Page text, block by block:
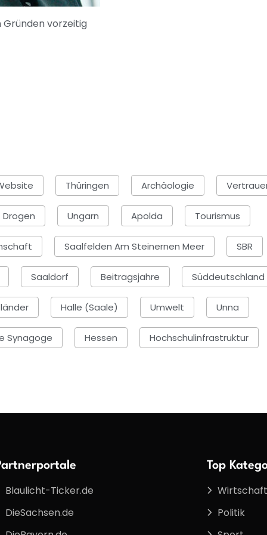
vorzeitig
Thüringen Archäologie
Drogen Ungarn Apolda Tourismus
Saalfelden Am Steinernen Meer SBR
Saaldorf Beitragsjahre Süddeutschland
Halle (Saale) Umwelt Unna
Synagoge Hessen Hochschulinfrastruktur
Blaulicht-Ticker.de
DieSachsen.de
Top
Wirtschaft
Politik